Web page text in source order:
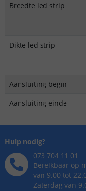
Breedte led strip
Dikte led strip
Aansluiting begin
Aansluiting einde
Hulp nodig?
073 704 11 01
Bereikbaar op
van 9.00 tot
Zaterdag van